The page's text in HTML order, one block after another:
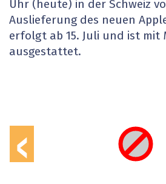
Uhr (heute) in der Schweiz
Auslieferung des neuen
erfolgt ab 15. Juli und ist mit
ausgestattet.
‹